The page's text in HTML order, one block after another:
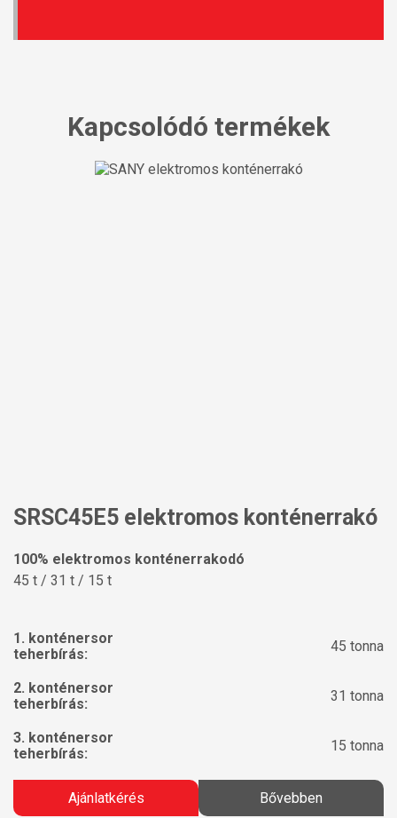
Kapcsolódó termékek
SRSC45E5 elektromos konténerrakó
100% elektromos konténerrakodó
45 t / 31 t / 15 t
1. konténersor
teherbírás:
45 tonna
2. konténersor
teherbírás:
31 tonna
3. konténersor
teherbírás:
15 tonna
Ajánlatkérés Bővebben